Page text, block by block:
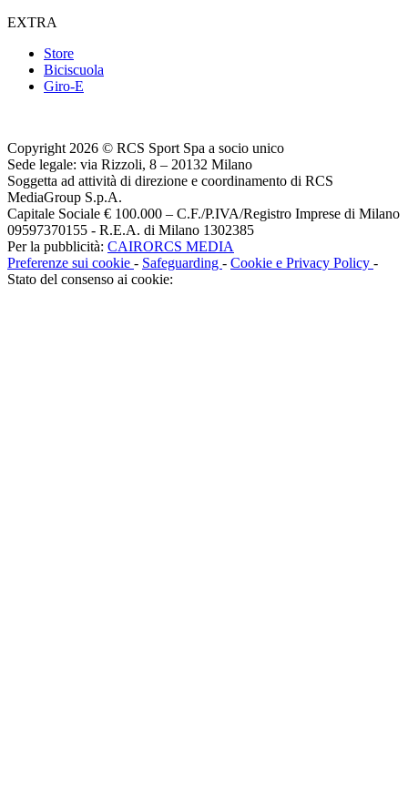
EXTRA
Store
Biciscuola
Giro-E
Copyright 2026 © RCS Sport Spa a socio unico
Sede legale: via Rizzoli, 8 – 20132 Milano
Soggetta ad attività di direzione e coordinamento di RCS
MediaGroup S.p.A.
Capitale Sociale € 100.000 – C.F./P.IVA/Registro Imprese di Milano
09597370155 - R.E.A. di Milano 1302385
Per la pubblicità: CAIRORCS MEDIA
Preferenze sui cookie - Safeguarding - Cookie e Privacy Policy -
Stato del consenso ai cookie: